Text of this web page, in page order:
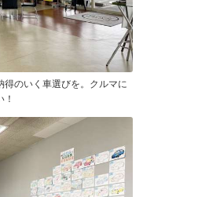
のいく車選びを。クルマに